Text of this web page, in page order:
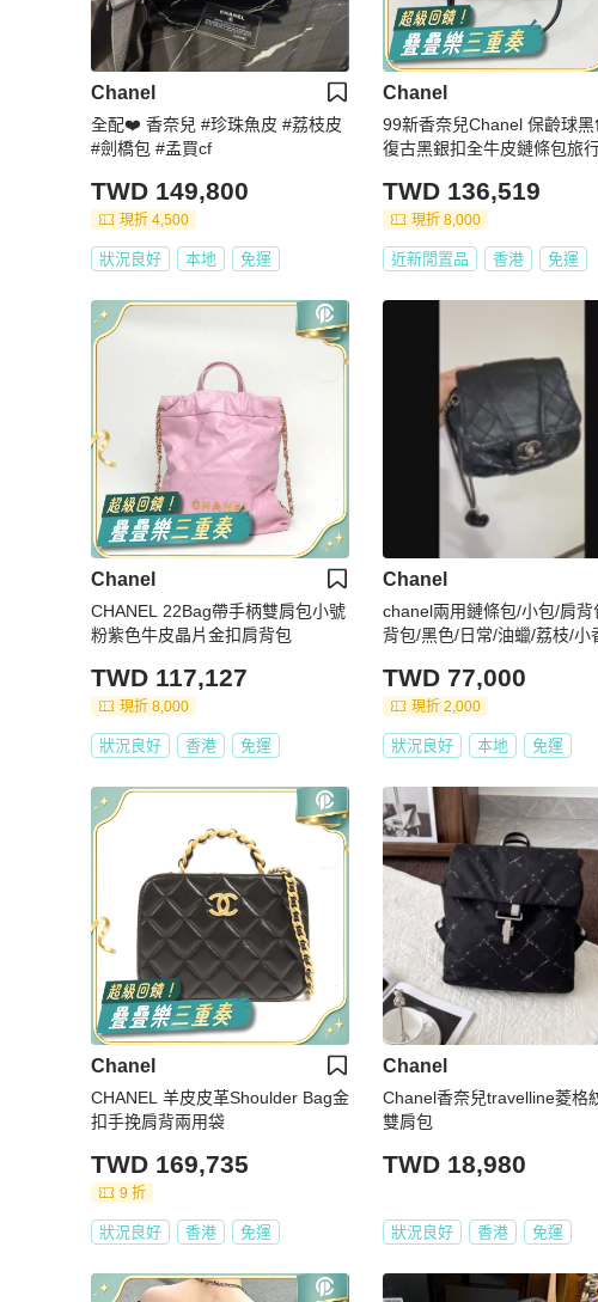
Chanel
全配❤️ 香奈兒 #珍珠魚皮 #荔枝皮
#劍橋包 #孟買cf
TWD 149,800
現折 4,500
狀況良好 本地 免運
Chanel
99新香奈兒Chanel 保齡球黑
復古黑銀扣全牛皮鏈條包旅行
TWD 136,519
現折 8,000
近新閒置品 香港 免運
Chanel
CHANEL 22Bag帶手柄雙肩包小號
粉紫色牛皮晶片金扣肩背包
TWD 117,127
現折 8,000
狀況良好 香港 免運
Chanel
chanel兩用鏈條包/小包/肩背
背包/黑色/日常/油蠟/荔枝/小
TWD 77,000
現折 2,000
狀況良好 本地 免運
Chanel
CHANEL 羊皮皮革Shoulder Bag金
扣手挽肩背兩用袋
TWD 169,735
9 折
狀況良好 香港 免運
Chanel
Chanel香奈兒travelline菱格
雙肩包
TWD 18,980
狀況良好 香港 免運